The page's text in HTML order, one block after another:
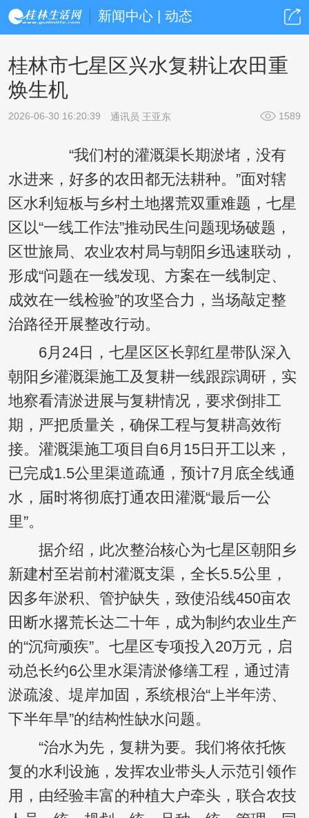
新闻中心 | 动态
桂林市七星区兴水复耕让农田重
焕生机
2026-06-30 16:20:39 通讯员 王亚东 1589
“我们村的灌溉渠长期淤堵，没有
水进来，好多的农田都无法耕种。”面对辖
区水利短板与乡村土地撂荒双重难题，七星
区以“一线工作法”推动民生问题现场破题，
区世旅局、农业农村局与朝阳乡迅速联动，
形成“问题在一线发现、方案在一线制定、
成效在一线检验”的攻坚合力，当场敲定整
治路径开展整改行动。
6月24日，七星区区长郭红星带队深入
朝阳乡灌溉渠施工及复耕一线跟踪调研，实
地察看清淤进展与复耕情况，要求倒排工
期，严把质量关，确保工程与复耕高效衔
接。灌溉渠施工项目自6月15日开工以来，
已完成1.5公里渠道疏通，预计7月底全线通
水，届时将彻底打通农田灌溉“最后一公
里”。
据介绍，此次整治核心为七星区朝阳乡
新建村至岩前村灌溉支渠，全长5.5公里，
因多年淤积、管护缺失，致使沿线450亩农
田断水撂荒长达二十年，成为制约农业生产
的“沉疴顽疾”。七星区专项投入20万元，启
动总长约6公里水渠清淤修缮工程，通过清
淤疏浚、堤岸加固，系统根治“上半年涝、
下半年旱”的结构性缺水问题。
“治水为先，复耕为要。我们将依托恢
复的水利设施，发挥农业带头人示范引领作
用，由经验丰富的种植大户牵头，联合农技